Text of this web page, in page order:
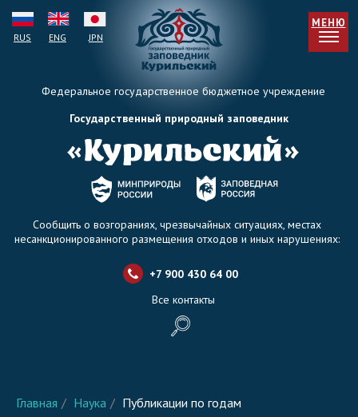
Федеральное государственное бюджетное учреждение
RUS ENG JPN
Сообщить о возгораниях, чрезвычайных ситуациях, местах
несанкционированного размещения отходов и иных нарушениях:
Все контакты
Государственный природный заповедник
+7 900 430 64 00
МЕНЮ
Главная / Наука / Публикации по годам